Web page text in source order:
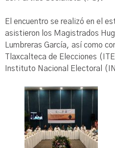
El encuentro se realizó en el
asistieron los Magistrados
Lumbreras García, así como
Tlaxcalteca de Elecciones
Instituto Nacional Electoral